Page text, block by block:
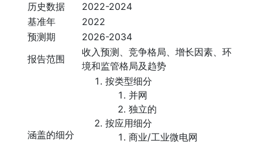
历史数据
2022-2024
基准年
2022
预测期
2026-2034
报告范围
收入预测、竞争格局、增长因素、环
境和监管格局及趋势
涵盖的细分
按类型细分
并网
独立的
按应用细分
商业/工业微电网